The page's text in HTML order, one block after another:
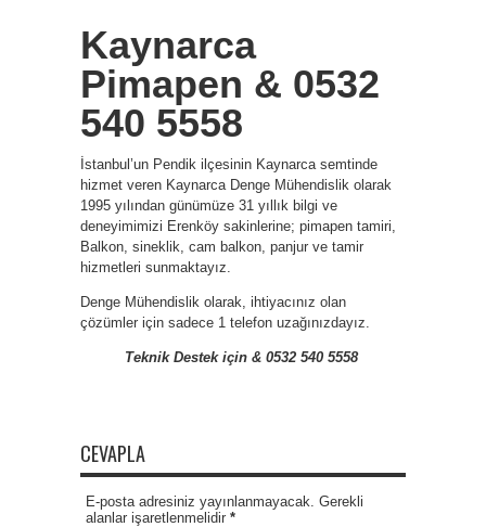
Kaynarca
Pimapen & 0532
540 5558
İstanbul’un Pendik ilçesinin Kaynarca semtinde
hizmet veren Kaynarca Denge Mühendislik olarak
1995 yılından günümüze 31 yıllık bilgi ve
deneyimimizi Erenköy sakinlerine; pimapen tamiri,
Balkon, sineklik, cam balkon, panjur ve tamir
hizmetleri sunmaktayız.
Denge Mühendislik olarak, ihtiyacınız olan
çözümler için sadece 1 telefon uzağınızdayız.
Teknik Destek için & 0532 540 5558
CEVAPLA
E-posta adresiniz yayınlanmayacak. Gerekli
alanlar işaretlenmelidir *